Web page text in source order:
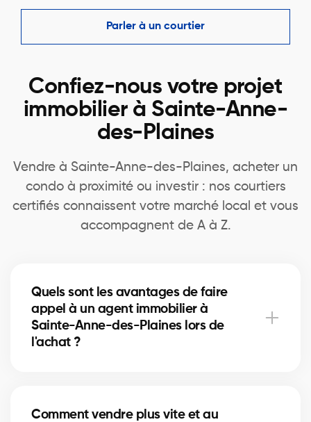
Parler à un courtier
Confiez-nous votre projet
immobilier à Sainte-Anne-
des-Plaines
Vendre à Sainte-Anne-des-Plaines, acheter un
condo à proximité ou investir : nos courtiers
certifiés connaissent votre marché local et vous
accompagnent de A à Z.
Quels sont les avantages de faire
appel à un agent immobilier à
Sainte-Anne-des-Plaines lors de
l'achat ?
Comment vendre plus vite et au